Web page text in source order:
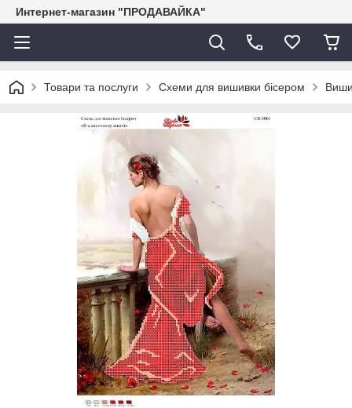
Интернет-магазин "ПРОДАВАЙКА"
Товари та послуги Схеми для вишивки бісером